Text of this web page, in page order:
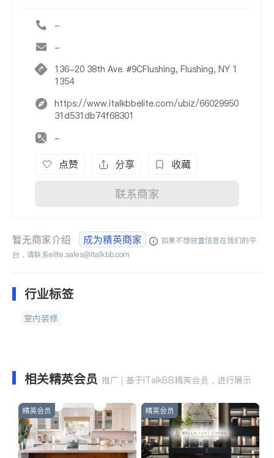
-
-
136-20 38th Ave. #9CFlushing, Flushing, NY 1
1354
https://www.italkbbelite.com/ubiz/66029950
31d531db74f68301
-
点赞 分享 收藏
联系商家
暂无商家介绍 成为精英商家
如果不想放置信息在我们的平
台，请联系elite.sales@italkbb.com
行业标签
室内装修
相关精英会员 推广 | 基于iTalkBB精英会员，进行展示
精英会员 精英会员